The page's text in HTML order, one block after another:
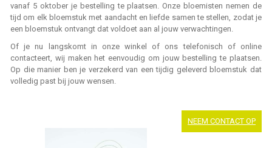
vanaf 5 oktober je bestelling te plaatsen. Onze bloemisten nemen de
tijd om elk bloemstuk met aandacht en liefde samen te stellen, zodat je
een bloemstuk ontvangt dat voldoet aan al jouw verwachtingen.
Of je nu langskomt in onze winkel of ons telefonisch of online
contacteert, wij maken het eenvoudig om jouw bestelling te plaatsen.
Op die manier ben je verzekerd van een tijdig geleverd bloemstuk dat
volledig past bij jouw wensen.
NEEM CONTACT OP